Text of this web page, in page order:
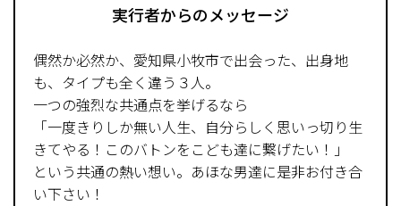
実行者からのメッセージ
偶然か必然か、愛知県小牧市で出会った、出身地
も、タイプも全く違う３人。
一つの強烈な共通点を挙げるなら
「一度きりしか無い人生、自分らしく思いっ切り生
きてやる！このバトンをこども達に繋げたい！」
という共通の熱い想い。あほな男達に是非お付き合
い下さい！